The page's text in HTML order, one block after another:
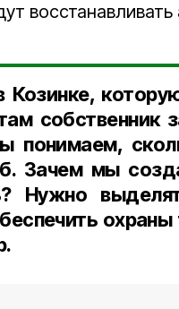
восстанавливать
собственник
понимаем,
Зачем мы
Нужно